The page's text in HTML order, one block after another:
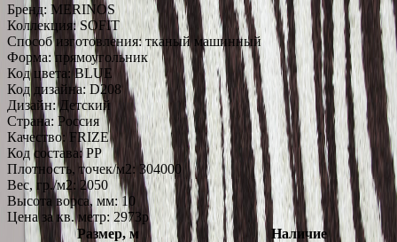
Бренд: MERINOS
Коллекция:SOFIT
Способ изготовления: тканый машинный
Форма: прямоугольник
Код цвета: BLUE
Код дизайна: D208
Дизайн:Детский
Страна: Россия
Качество: FRIZE
Код состава:PP
Плотность, точек/м2: 304000
Вес, гр./м2: 2050
Высота ворса, мм:10
Цена за кв. метр: 2973p
Размер, м
Наличие